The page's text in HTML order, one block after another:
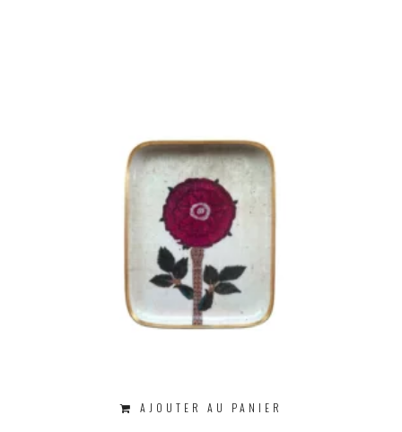
AJOUTER AU PANIER